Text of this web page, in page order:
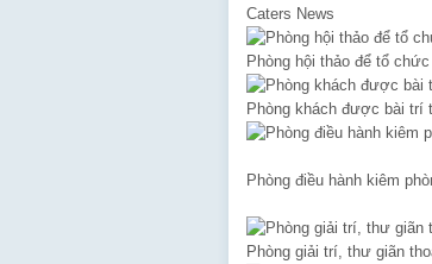
Caters News
Phòng hội thảo để tổ
Phòng khách được bài trí
Phòng điều hành kiêm
Phòng giải trí, thư giãn